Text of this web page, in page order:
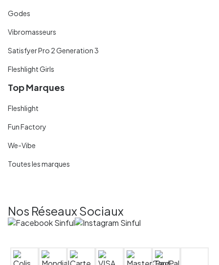
Godes
Vibromasseurs
Satisfyer Pro 2 Generation 3
Fleshlight Girls
Top Marques
Fleshlight
Fun Factory
We-Vibe
Toutes les marques
Nos Réseaux Sociaux